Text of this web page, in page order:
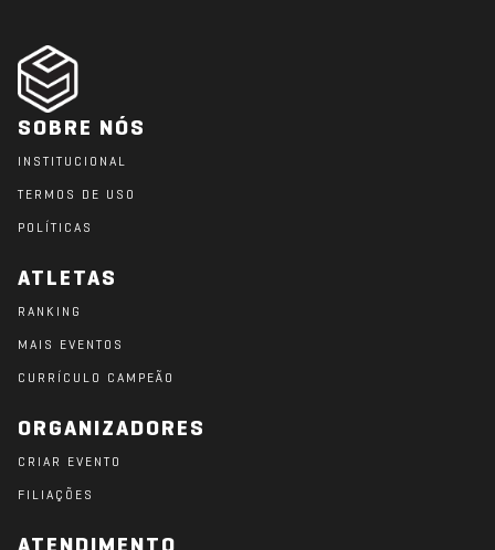
SOBRE NÓS
INSTITUCIONAL
TERMOS DE USO
POLÍTICAS
ATLETAS
RANKING
MAIS EVENTOS
CURRÍCULO CAMPEÃO
ORGANIZADORES
CRIAR EVENTO
FILIAÇÕES